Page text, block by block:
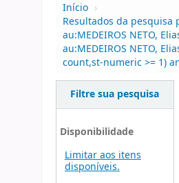
Início ›
Resultados da pesquisa
au:MEDEIROS NETO,
au:MEDEIROS NETO,
count,st-numeric >= 1)
Filtre sua pesquisa
Disponibilidade
Limitar aos itens
disponíveis.